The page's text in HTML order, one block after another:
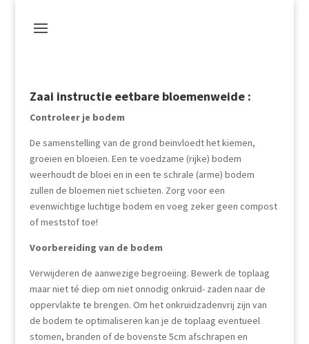
Zaai instructie eetbare bloemenweide :
Controleer je bodem
De samenstelling van de grond beinvloedt het kiemen,
groeien en bloeien. Een te voedzame (rijke) bodem
weerhoudt de bloei en in een te schrale (arme) bodem
zullen de bloemen niet schieten. Zorg voor een
evenwichtige luchtige bodem en voeg zeker geen compost
of meststof toe!
Voorbereiding van de bodem
Verwijderen de aanwezige begroeiing. Bewerk de toplaag
maar niet té diep om niet onnodig onkruid- zaden naar de
oppervlakte te brengen. Om het onkruidzadenvrij zijn van
de bodem te optimaliseren kan je de toplaag eventueel
stomen, branden of de bovenste 5cm afschrapen en